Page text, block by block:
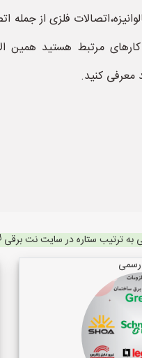
فلزی از جمله
مرتبط هستید همین
معرفی کنید.
به ترتیب ستاره در سایت نت برقی
رسمی